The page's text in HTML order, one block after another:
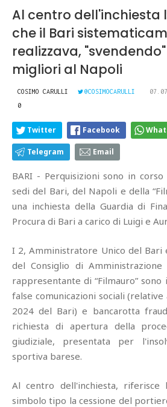
Al centro dell'inchiesta
che il Bari
realizzava,
migliori al Napoli
COSIMO CARULLI @COSIMOCARULLI
0
Twitter Facebook
Telegram Email
BARI - Perquisizioni sono in
sedi del Bari, del Napoli e della
una inchiesta della Guardia di
Procura di Bari a carico di Luigi e
I 2, Amministratore Unico del Bari
del Consiglio di
rappresentante di “Filmauro”
false comunicazioni sociali
2024 del Bari) e bancarotta
richiesta di apertura della
giudiziale, presentata per
sportiva barese.
Al centro dell'inchiesta, riferisce
simbolo tipo la cessione del